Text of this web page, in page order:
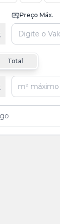
Preço Máx.
Total